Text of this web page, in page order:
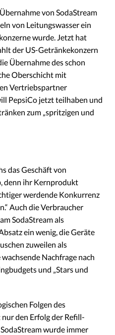
von SodaStream
von Leitungswasser ein
wurde. Jetzt hat
der US-Getränkekonzern
Übernahme des schon
Oberschicht mit
Vertriebspartner
PepsiCo jetzt teilhaben und
zum „spritzigen und
das Geschäft von
denn ihr Kernprodukt
werdende Konkurrenz
Auch die Verbraucher
SodaStream als
ein wenig, die Geräte
zuweilen als
Nachfrage nach
und „Stars und
Folgen des
den Erfolg der Refill-
wurde immer